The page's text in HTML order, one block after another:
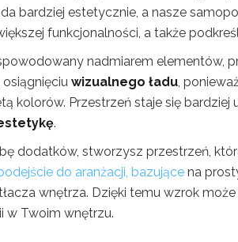
bardziej estetycznie, a nasze
funkcjonalności, a także
nadmiarem elementów,
wizualnego ładu ,
kolorów. Przestrzeń staje się
.
dodatków, stworzysz przestrzeń,
do aranżacji, bazujące na
wnętrza. Dzięki temu wzrok
w Twoim wnętrzu.